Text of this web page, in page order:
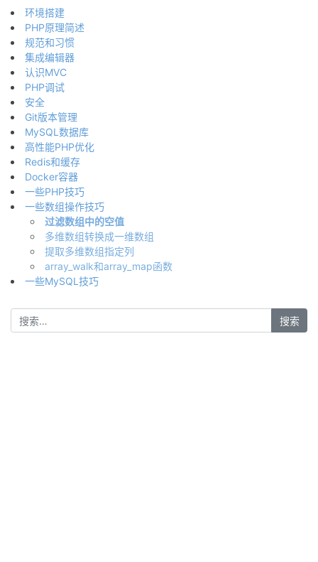
环境搭建
PHP原理简述
规范和习惯
集成编辑器
认识MVC
PHP调试
安全
Git版本管理
MySQL数据库
高性能PHP优化
Redis和缓存
Docker容器
一些PHP技巧
一些数组操作技巧
过滤数组中的空值
多维数组转换成一维数组
提取多维数组指定列
array_walk和array_map函数
一些MySQL技巧